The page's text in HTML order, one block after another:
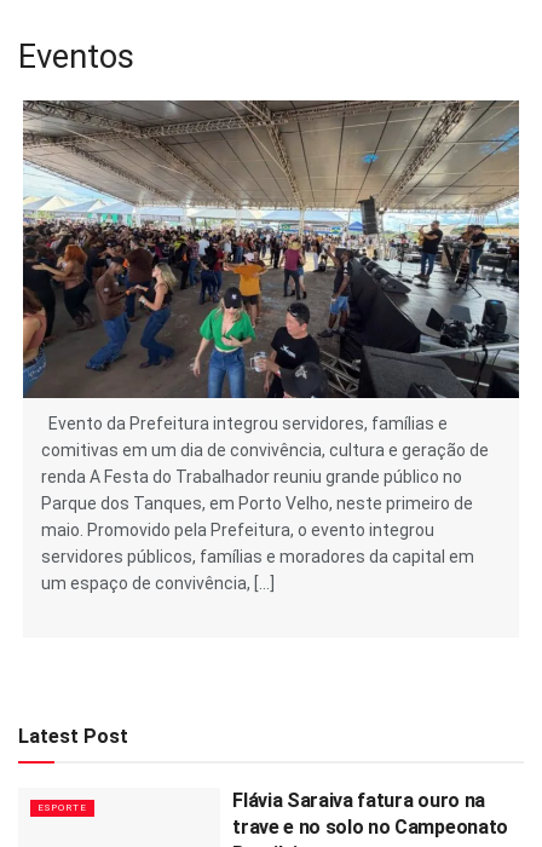
Eventos
Evento da Prefeitura integrou servidores, famílias e
comitivas em um dia de convivência, cultura e geração de
renda A Festa do Trabalhador reuniu grande público no
Parque dos Tanques, em Porto Velho, neste primeiro de
maio. Promovido pela Prefeitura, o evento integrou
servidores públicos, famílias e moradores da capital em
um espaço de convivência, […]
Latest Post
ESPORTE
Flávia Saraiva fatura ouro na
trave e no solo no Campeonato